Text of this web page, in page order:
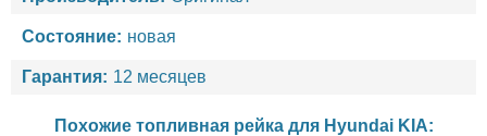
Состояние: новая
Гарантия: 12 месяцев
Похожие топливная рейка для Hyundai KIA: